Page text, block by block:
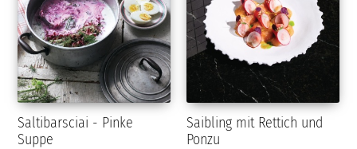
Saltibarsciai - Pinke
Suppe
Saibling mit Rettich und
Ponzu